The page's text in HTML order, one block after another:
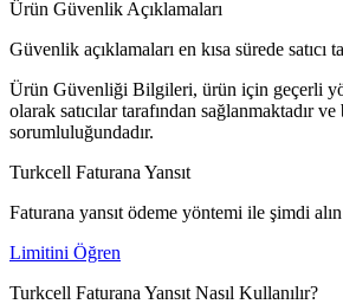
Ürün Güvenlik Açıklamaları
Güvenlik açıklamaları en kısa sürede satıcı
Ürün Güvenliği Bilgileri, ürün için geçerli
olarak satıcılar tarafından sağlanmaktadır ve
sorumluluğundadır.
Turkcell Faturana Yansıt
Faturana yansıt ödeme yöntemi ile şimdi
Limitini Öğren
Turkcell Faturana Yansıt Nasıl Kullanılır?